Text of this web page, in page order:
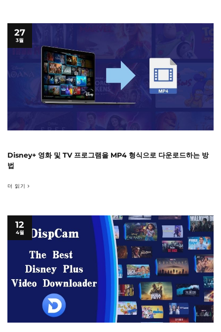
27
3월
Disney+ 영화 및 TV 프로그램을 MP4 형식으로 다운로드하는 방
법
더 읽기
12
4월